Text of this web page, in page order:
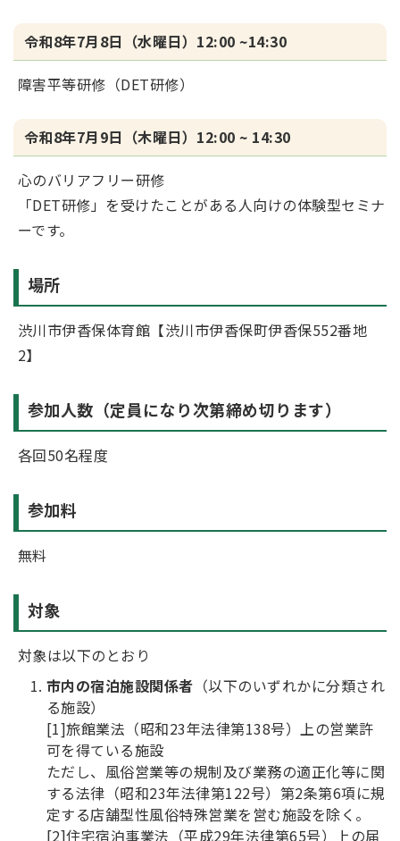
令和8年7月8日（水曜日）12:00 ~14:30
障害平等研修（DET研修）
令和8年7月9日（木曜日）12:00 ~ 14:30
心のバリアフリー研修
「DET研修」を受けたことがある人向けの体験型セミナ
ーです。
場所
渋川市伊香保体育館【渋川市伊香保町伊香保552番地
2】
参加人数（定員になり次第締め切ります）
各回50名程度
参加料
無料
対象
対象は以下のとおり
市内の宿泊施設関係者 （以下のいずれかに分類され
る施設）
[1]旅館業法（昭和23年法律第138号）上の営業許
可を得ている施設
ただし、風俗営業等の規制及び業務の適正化等に関
する法律（昭和23年法律第122号）第2条第6項に規
定する店舗型性風俗特殊営業を営む施設を除く。
[2]住宅宿泊事業法（平成29年法律第65号）上の届